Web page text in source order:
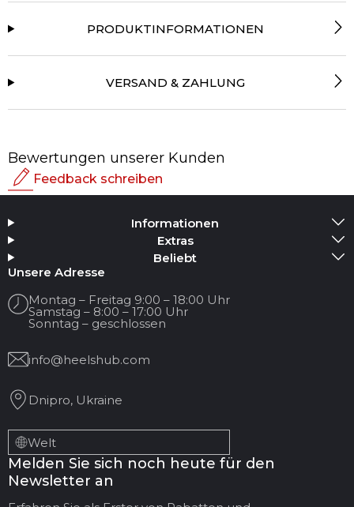
PRODUKTINFORMATIONEN
VERSAND & ZAHLUNG
Bewertungen unserer Kunden
Feedback schreiben
Medium hinzufügen
Ihr Name
Ihre E-Mail
Titel der Bewertung
Ihr Feedback:
Informationen
Extras
Beliebt
Unsere Adresse
Montag – Freitag 9:00 – 18:00 Uhr
Samstag – 8:00 – 17:00 Uhr
Sonntag – geschlossen
info@heelshub.com
Dnipro, Ukraine
Welt
Melden Sie sich noch heute für den
Newsletter an